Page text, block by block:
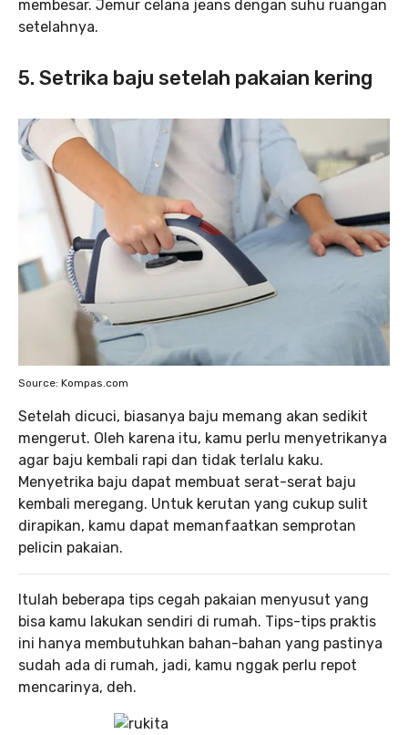
membesar. Jemur celana jeans dengan suhu ruangan
setelahnya.
5. Setrika baju setelah pakaian kering
Source: Kompas.com
Setelah dicuci, biasanya baju memang akan sedikit
mengerut. Oleh karena itu, kamu perlu menyetrikanya
agar baju kembali rapi dan tidak terlalu kaku.
Menyetrika baju dapat membuat serat-serat baju
kembali meregang. Untuk kerutan yang cukup sulit
dirapikan, kamu dapat memanfaatkan semprotan
pelicin pakaian.
Itulah beberapa tips cegah pakaian menyusut yang
bisa kamu lakukan sendiri di rumah. Tips-tips praktis
ini hanya membutuhkan bahan-bahan yang pastinya
sudah ada di rumah, jadi, kamu nggak perlu repot
mencarinya, deh.